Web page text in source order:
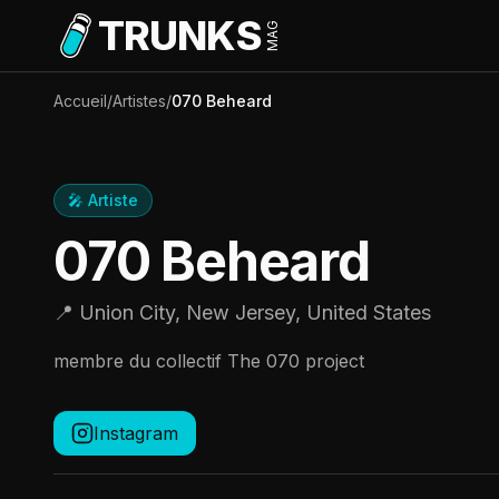
Aller au contenu principal
TRUNKSMAG
Accueil/Artistes/070 Beheard
🎤 Artiste
070 Beheard
📍 Union City, New Jersey, United States
membre du collectif The 070 project
Instagram